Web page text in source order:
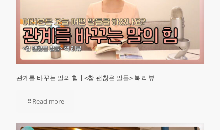
관계를 바꾸는 말의 힘ㅣ<참 괜찮은 말들> 북 리뷰
Read more